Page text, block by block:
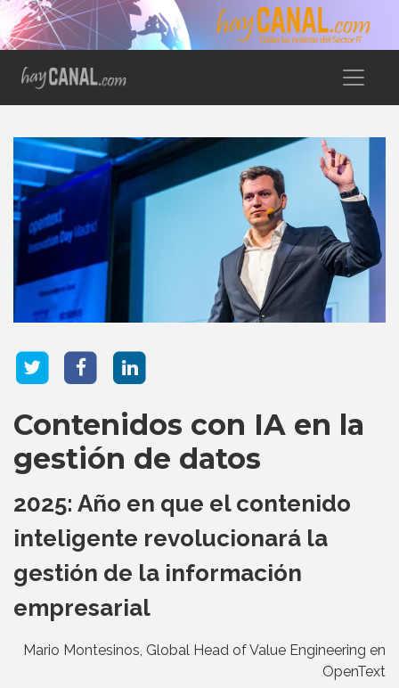
Contenidos con IA en la
gestión de datos
2025: Año en que el contenido
inteligente revolucionará la
gestión de la información
empresarial
Mario Montesinos, Global Head of Value Engineering en
OpenText